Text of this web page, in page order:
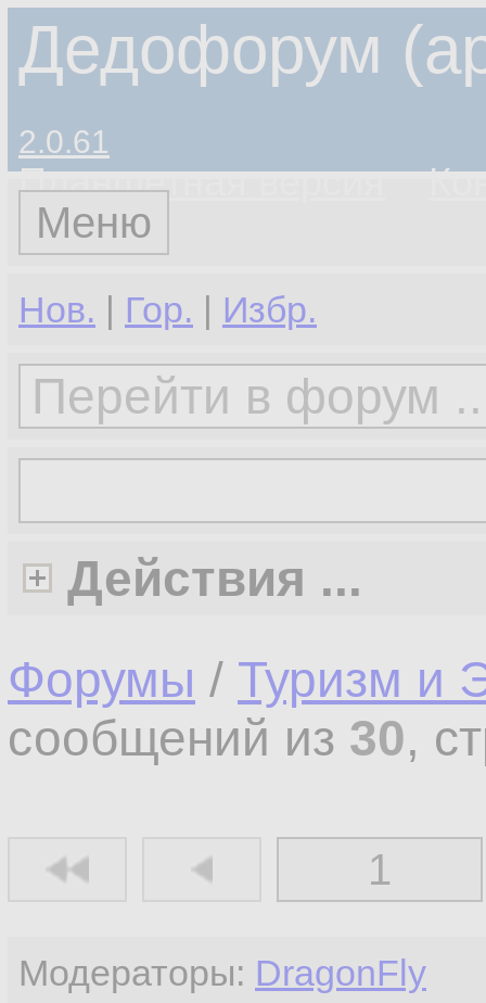
Дедофорум
2.0.61
Планшетная версия
Меню
Нов. | Гор. | Избр.
Действия ...
Форумы / Туризм и
сообщений из 30,
1
Модераторы: DragonFly